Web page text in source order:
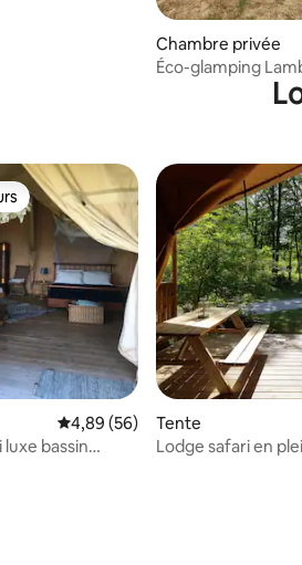
Chambre privée
Éco-glamping
Évaluation moyenne sur la base
4,89 (56)
bassin
Tente
Lodge safari en